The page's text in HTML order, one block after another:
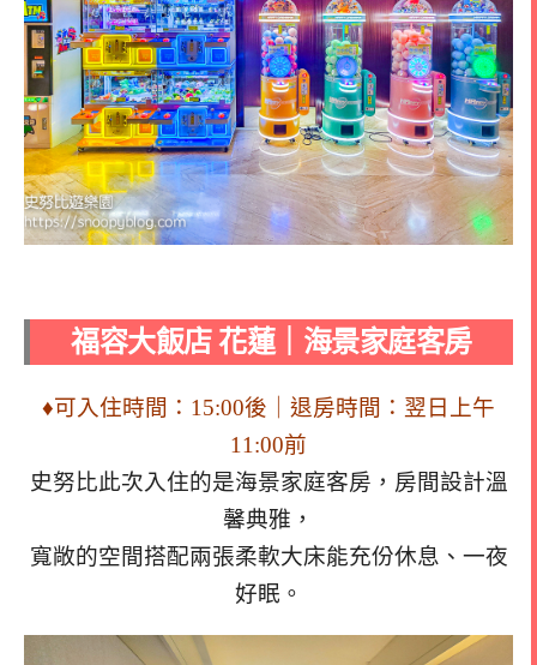
福容大飯店 花蓮｜海景家庭客房
♦可入住時間：15:00後｜退房時間：翌日上午
11:00前
史努比此次入住的是海景家庭客房，房間設計溫
馨典雅，
寬敞的空間搭配兩張柔軟大床能充份休息、一夜
好眠。